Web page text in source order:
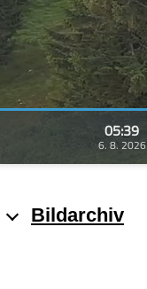
05:39
6. 8. 2026
Bildarchiv